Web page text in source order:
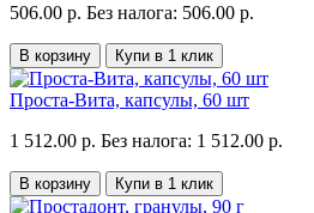
506.00 р. Без налога: 506.00 р.
В корзину Купи в 1 клик
Проста-Вита, капсулы, 60 шт
1 512.00 р. Без налога: 1 512.00 р.
В корзину Купи в 1 клик